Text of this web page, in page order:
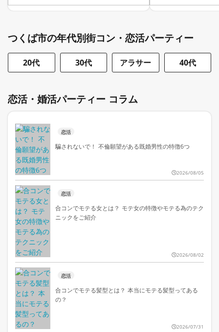
つくば市の年代別街コン・恋活パーティー
20代 30代 アラサー 40代
恋活・婚活パーティー コラム
恋活
騙されないで！ 不倫願望がある既婚男性の特徴6つ
2026/08/05
恋活
合コンでモテる女とは？ モテ女の特徴やモテる為のテク
ニックをご紹介
2026/08/02
恋活
合コンでモテる髪型とは？ 本当にモテる髪型ってある
の？
2026/07/31